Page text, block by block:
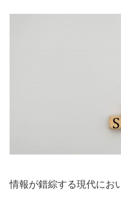
情報が錯綜する現代にお